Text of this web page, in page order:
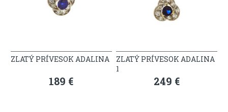
ZLATÝ PRÍVESOK ADALINA
189 €
ZLATÝ PRÍVESOK ADALINA
1
249 €